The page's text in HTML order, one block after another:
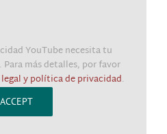
YouTube necesita tu
Para más detalles, por favor
y política de privacidad.